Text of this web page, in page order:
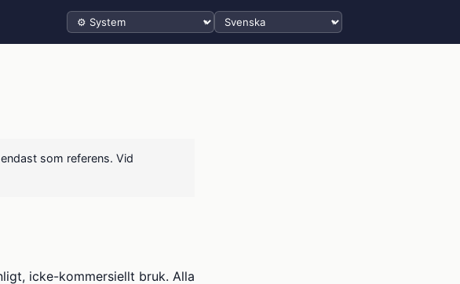
Tema Välj språk
som referens. Vid
icke-kommersiellt bruk. Alla